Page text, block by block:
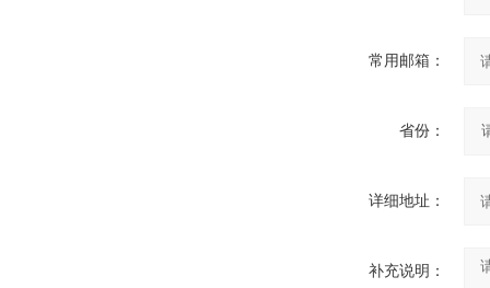
常用邮箱：
省份：
详细地址：
补充说明：